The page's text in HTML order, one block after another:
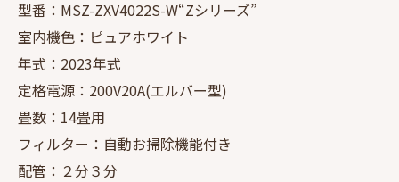
型番：MSZ-ZXV4022S-W“Zシリーズ”
室内機色：ピュアホワイト
年式：2023年式
定格電源：200V20A(エルバー型)
畳数：14畳用
フィルター：自動お掃除機能付き
配管：２分３分